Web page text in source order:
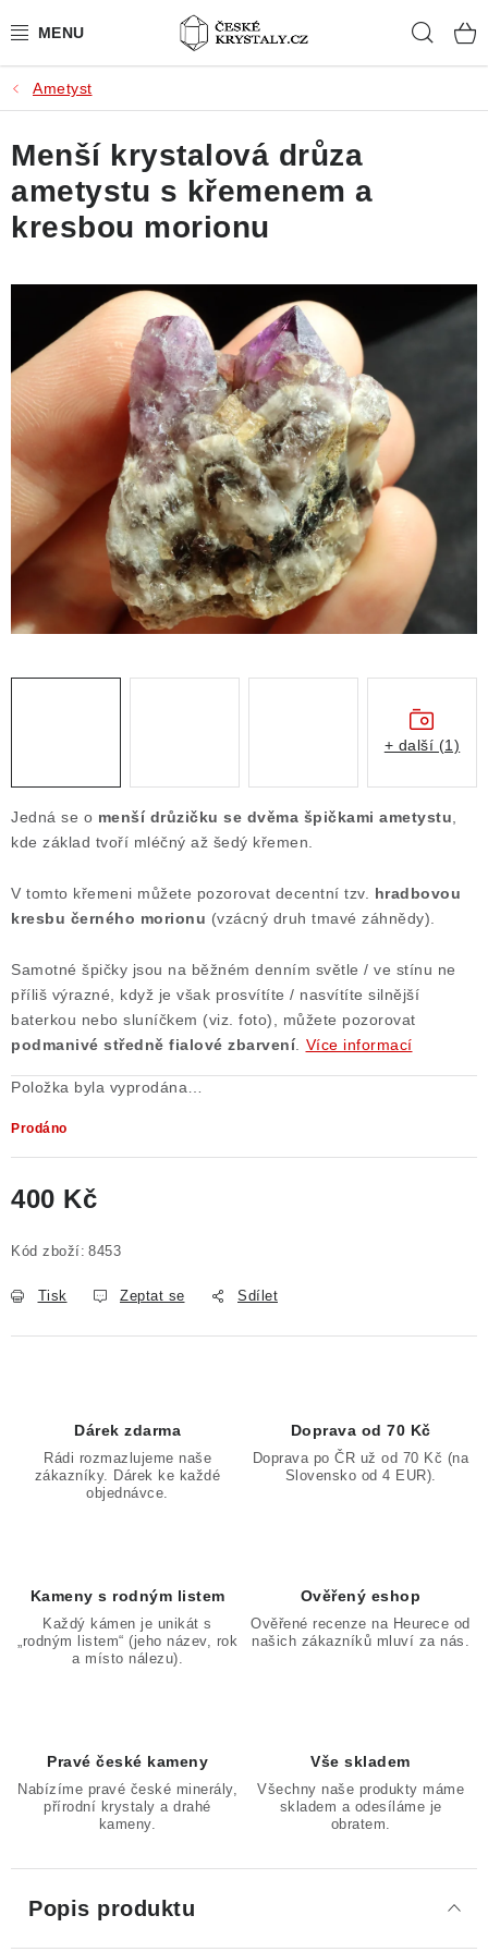
na
PŘÍRODNÍ KAMENY
BROUŠENÉ KAMENY
MISTROVSKÉ KRYSTALY
VIDEOGALERIE
KONTAKT
Obchodní podmínky
Podmínky ochrany osobních údajů
Poučení o právu na odstoupení od smlouvy
Puncovní značky
Výkup minerálů a drahých kamenů
Ametyst
Jedná se o menší drůzičku se dvěma špičkami ametystu
kde základ tvoří mléčný až šedý křemen.
V tomto křemeni můžete pozorovat decentní tzv. hradbovou
kresbu černého morionu (vzácný druh tmavé záhnědy).
Samotné špičky jsou na běžném denním světle / ve stínu ne
příliš výrazné, když je však prosvítíte / nasvítíte silnější
baterkou nebo sluníčkem (viz. foto), můžete pozorovat
podmanivé středně fialové zbarvení. Více informací
Položka byla vyprodána…
Prodáno
400 Kč
Kód zboží: 8453
Tisk Zeptat se Sdílet
Menší krystalová drůza
ametystu s křemenem a
kresbou morionu
+ další (1)
Dárek zdarma
Rádi rozmazlujeme naše
zákazníky. Dárek ke každé
objednávce.
Doprava od 70 Kč
Doprava po ČR už od 70 Kč (na
Slovensko od 4 EUR).
Kameny s rodným listem
Každý kámen je unikát s
„rodným listem“ (jeho název, rok
a místo nálezu).
Ověřený eshop
Ověřené recenze na Heurece od
našich zákazníků mluví za nás.
Pravé české kameny
Nabízíme pravé české minerály,
přírodní krystaly a drahé
kameny.
Vše skladem
Všechny naše produkty máme
skladem a odesíláme je
obratem.
Popis produktu